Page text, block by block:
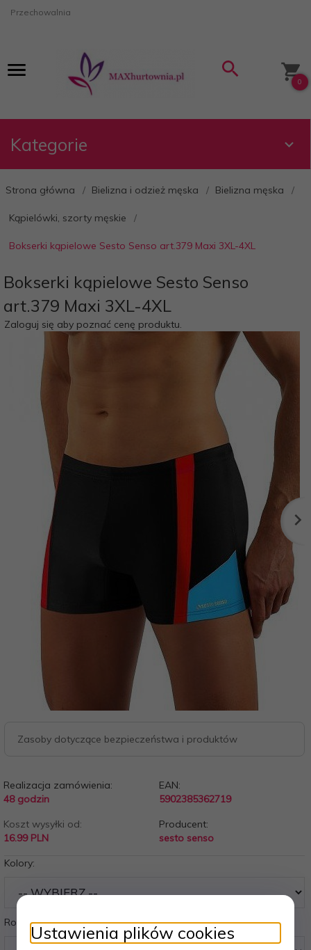
Przechowalnia
0
Kategorie
Strona główna Bielizna i odzież męska Bielizna męska
Kąpielówki, szorty męskie
Bokserki kąpielowe Sesto Senso art.379 Maxi 3XL-4XL
Bokserki kąpielowe Sesto Senso
art.379 Maxi 3XL-4XL
Zaloguj się aby poznać cenę produktu.
Zasoby dotyczące bezpieczeństwa i produktów
Realizacja zamówienia:
48 godzin
EAN:
5902385362719
Koszt wysyłki od:
16.99 PLN
Producent:
sesto senso
Kolory:
Rozmiary:Ustawienia plików cookies